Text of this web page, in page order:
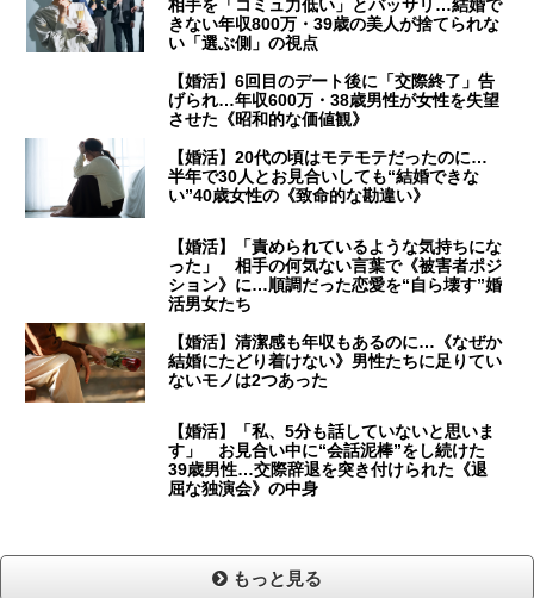
相手を「コミュ力低い」とバッサリ…結婚で
きない年収800万・39歳の美人が捨てられな
い「選ぶ側」の視点
【婚活】6回目のデート後に「交際終了」告
げられ…年収600万・38歳男性が女性を失望
させた《昭和的な価値観》
【婚活】20代の頃はモテモテだったのに…
半年で30人とお見合いしても“結婚できな
い”40歳女性の《致命的な勘違い》
【婚活】「責められているような気持ちにな
った」 相手の何気ない言葉で《被害者ポジ
ション》に…順調だった恋愛を“自ら壊す”婚
活男女たち
【婚活】清潔感も年収もあるのに…《なぜか
結婚にたどり着けない》男性たちに足りてい
ないモノは2つあった
【婚活】「私、5分も話していないと思いま
す」 お見合い中に“会話泥棒”をし続けた
39歳男性…交際辞退を突き付けられた《退
屈な独演会》の中身
もっと見る